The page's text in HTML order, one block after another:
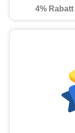
4% Rabatt